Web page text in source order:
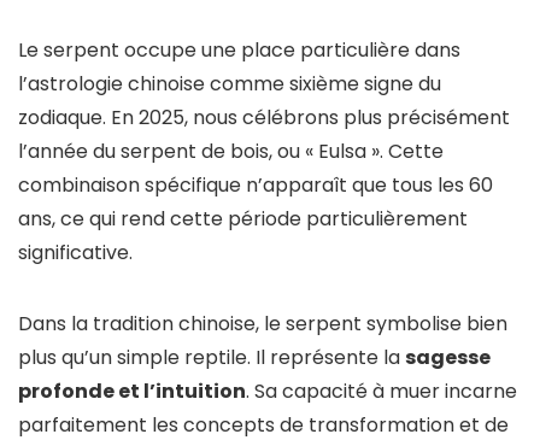
Le serpent occupe une place particulière dans
l’astrologie chinoise comme sixième signe du
zodiaque. En 2025, nous célébrons plus précisément
l’année du serpent de bois, ou « Eulsa ». Cette
combinaison spécifique n’apparaît que tous les 60
ans, ce qui rend cette période particulièrement
significative.
Dans la tradition chinoise, le serpent symbolise bien
plus qu’un simple reptile. Il représente lasagesse
profonde et l’intuition. Sa capacité à muer incarne
parfaitement les concepts de transformation et de